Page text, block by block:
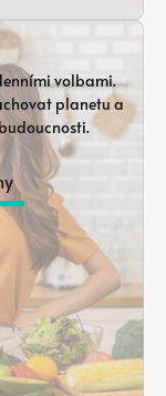
volbami.
planetu a